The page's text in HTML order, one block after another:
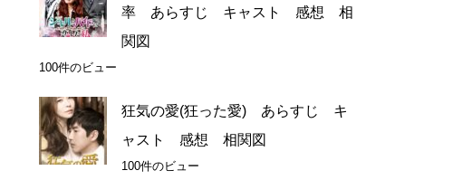
率 あらすじ キャスト 感想 相
関図
100件のビュー
狂気の愛(狂った愛) あらすじ キ
ャスト 感想 相関図
100件のビュー